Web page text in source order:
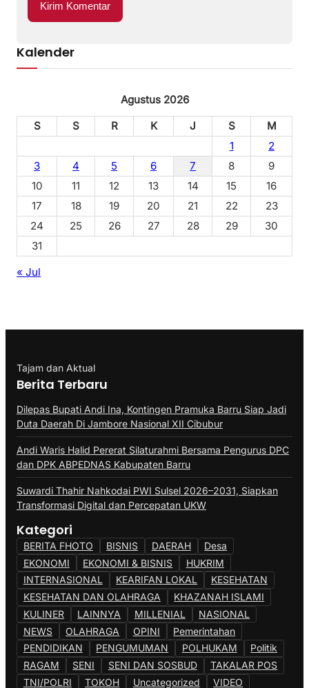
Kalender
Agustus 2026
S
S R K J S
M
1
2
3
4 5 6 7 8
9
10
11 12 13 14 15
16
17
18 19 20 21 22
23
24
25 26 27 28 29
30
31
« Jul
Tajam dan Aktual
Berita Terbaru
Dilepas Bupati Andi Ina, Kontingen Pramuka Barru Siap Jadi
Duta Daerah Di Jambore Nasional XII Cibubur
Andi Waris Halid Pererat Silaturahmi Bersama Pengurus DPC
dan DPK ABPEDNAS Kabupaten Barru
Suwardi Thahir Nahkodai PWI Sulsel 2026–2031, Siapkan
Transformasi Digital dan Percepatan UKW
Kategori
BERITA FHOTO BISNIS DAERAH
Desa
EKONOMI
EKONOMI & BISNIS
HUKRIM
INTERNASIONAL
KEARIFAN LOKAL
KESEHATAN
KESEHATAN DAN OLAHRAGA
KHAZANAH ISLAMI
KULINER
LAINNYA MILLENIAL
NASIONAL
NEWS
OLAHRAGA OPINI
Pemerintahan
PENDIDIKAN
PENGUMUMAN POLHUKAM
Politik
RAGAM
SENI SENI DAN SOSBUD
TAKALAR POS
TNI/POLRI
TOKOH Uncategorized VIDEO